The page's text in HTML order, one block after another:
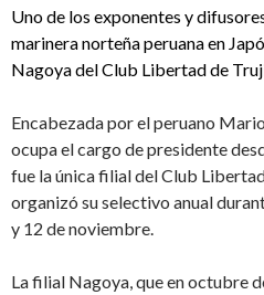
Uno de los exponentes y
marinera norteña peruana en
Nagoya del Club Libertad de
Encabezada por el peruano
ocupa el cargo de presidente
fue la única filial del Club
organizó su selectivo anual
y 12 de noviembre.
La filial Nagoya, que en octubre